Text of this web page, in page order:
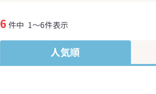
6 件中 1～6件表示
人気順